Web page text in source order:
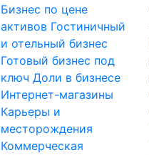
Бизнес по цене
активов Гостиничный
и отельный бизнес
Готовый бизнес под
ключДоли в бизнесе
Интернет-магазины
Карьеры и
месторождения
Коммерческая